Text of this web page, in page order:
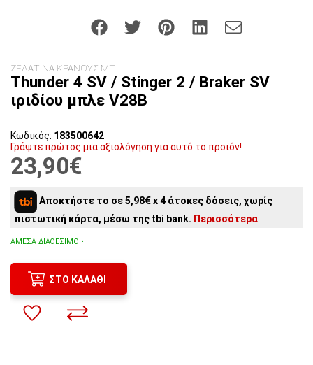
ΖΕΛΑΤΙΝΑ ΚΡΑΝΟΥΣ MT
Thunder 4 SV / Stinger 2 / Braker SV
ιριδίου μπλε V28B
Κωδικός: 183500642
Γράψτε πρώτος μια αξιολόγηση για αυτό το προϊόν!
23,90€
Αποκτήστε το σε 5,98€ x 4 άτοκες δόσεις, χωρίς
πιστωτική κάρτα, μέσω της tbi bank. Περισσότερα
ΆΜΕΣΑ ΔΙΑΘΈΣΙΜΟ •
ΣΤΟ ΚΑΛΆΘΙ